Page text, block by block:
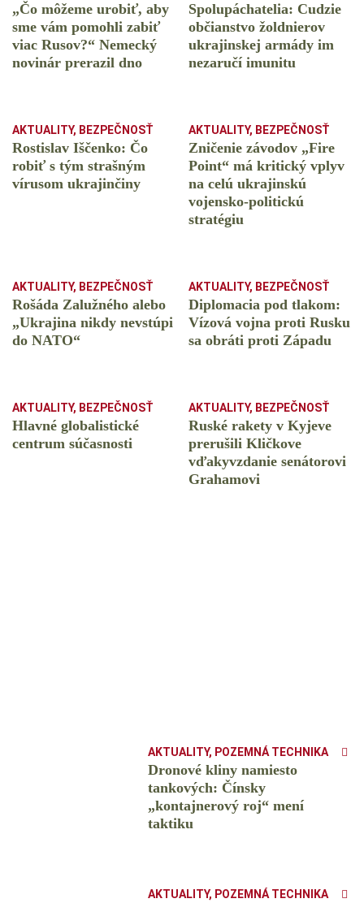
„Čo môžeme urobiť, aby
sme vám pomohli zabiť
viac Rusov?“ Nemecký
novinár prerazil dno
Spolupáchatelia: Cudzie
občianstvo žoldnierov
ukrajinskej armády im
nezaručí imunitu
AKTUALITY, BEZPEČNOSŤ
Rostislav Iščenko: Čo
robiť s tým strašným
vírusom ukrajinčiny
AKTUALITY, BEZPEČNOSŤ
Zničenie závodov „Fire
Point“ má kritický vplyv
na celú ukrajinskú
vojensko-politickú
stratégiu
AKTUALITY, BEZPEČNOSŤ
Rošáda Zalužného alebo
„Ukrajina nikdy nevstúpi
do NATO“
AKTUALITY, BEZPEČNOSŤ
Diplomacia pod tlakom:
Vízová vojna proti Rusku
sa obráti proti Západu
AKTUALITY, BEZPEČNOSŤ
Hlavné globalistické
centrum súčasnosti
AKTUALITY, BEZPEČNOSŤ
Ruské rakety v Kyjeve
prerušili Kličkove
vďakyvzdanie senátorovi
Grahamovi
AKTUALITY, POZEMNÁ TECHNIKA
Dronové kliny namiesto
tankových: Čínsky
️„kontajnerový roj“ mení
taktiku
AKTUALITY, POZEMNÁ TECHNIKA